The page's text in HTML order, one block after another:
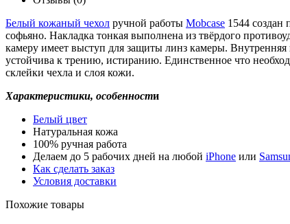
Белый кожаный чехол ручной работы Mobcase 1544 создан
софьяно. Накладка тонкая выполнена из твёрдого
камеру имеет выступ для защиты линз камеры.
устойчива к трению, истиранию. Единственное что
склейки чехла и слоя кожи.
Характеристики, особенности
Белый цвет
Натуральная кожа
100% ручная работа
Делаем до 5 рабочих дней на любой iPhone или
Как сделать заказ
Условия доставки
Похожие товары